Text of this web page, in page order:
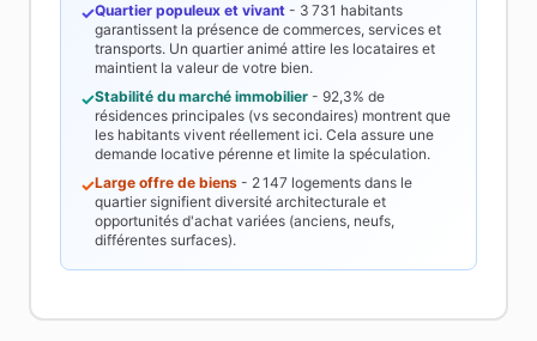
✓Quartier populeux et vivant - 3 731 habitants
garantissent la présence de commerces, services et
transports. Un quartier animé attire les locataires et
maintient la valeur de votre bien.
✓Stabilité du marché immobilier - 92,3% de
résidences principales (vs secondaires) montrent que
les habitants vivent réellement ici. Cela assure une
demande locative pérenne et limite la spéculation.
✓Large offre de biens - 2 147 logements dans le
quartier signifient diversité architecturale et
opportunités d'achat variées (anciens, neufs,
différentes surfaces).